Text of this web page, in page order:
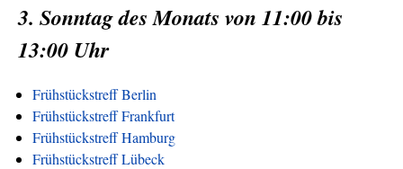
3. Sonntag des Monats von 11:00 bis
13:00 Uhr
Frühstückstreff Berlin
Frühstückstreff Frankfurt
Frühstückstreff Hamburg
Frühstückstreff Lübeck